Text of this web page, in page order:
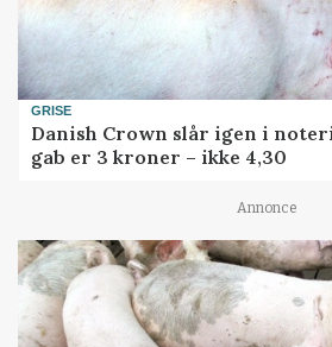
GRISE
Danish Crown slår igen i
gab er 3 kroner – ikke 4,30
Annonce